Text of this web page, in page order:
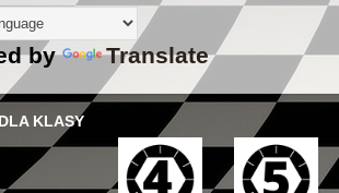
by Translate
KLASY